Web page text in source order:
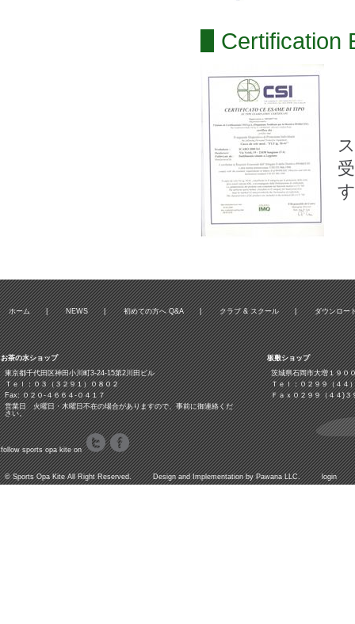
Certification
ホーム | NEWS | 初めての方へ Q&A | クラブ & スクール | ダウンロー
お茶の水ショップ
東京都千代田区神田小川町3‐24‐15第2川田ビル
Ｔｅｌ：０３（３２９１）０８０２
Fax: ０２０-４６６４-０４１７
営業日 火曜日・木曜日不在の場合がありますので、事前に御連絡くだ
さい。
follow sports opa kite on
板敷ショップ
茨城県石岡市大増１９０
Ｔｅｌ：０２９９（４４
Ｆａｘ０２９９（４４)３
©Sports Opa KiteAll Right Reserved. Design and Implementation byPawana LLC. login